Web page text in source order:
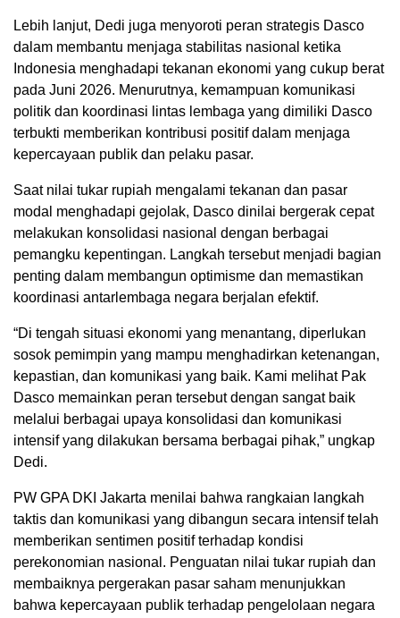
Lebih lanjut, Dedi juga menyoroti peran strategis Dasco
dalam membantu menjaga stabilitas nasional ketika
Indonesia menghadapi tekanan ekonomi yang cukup berat
pada Juni 2026. Menurutnya, kemampuan komunikasi
politik dan koordinasi lintas lembaga yang dimiliki Dasco
terbukti memberikan kontribusi positif dalam menjaga
kepercayaan publik dan pelaku pasar.
Saat nilai tukar rupiah mengalami tekanan dan pasar
modal menghadapi gejolak, Dasco dinilai bergerak cepat
melakukan konsolidasi nasional dengan berbagai
pemangku kepentingan. Langkah tersebut menjadi bagian
penting dalam membangun optimisme dan memastikan
koordinasi antarlembaga negara berjalan efektif.
“Di tengah situasi ekonomi yang menantang, diperlukan
sosok pemimpin yang mampu menghadirkan ketenangan,
kepastian, dan komunikasi yang baik. Kami melihat Pak
Dasco memainkan peran tersebut dengan sangat baik
melalui berbagai upaya konsolidasi dan komunikasi
intensif yang dilakukan bersama berbagai pihak,” ungkap
Dedi.
PW GPA DKI Jakarta menilai bahwa rangkaian langkah
taktis dan komunikasi yang dibangun secara intensif telah
memberikan sentimen positif terhadap kondisi
perekonomian nasional. Penguatan nilai tukar rupiah dan
membaiknya pergerakan pasar saham menunjukkan
bahwa kepercayaan publik terhadap pengelolaan negara